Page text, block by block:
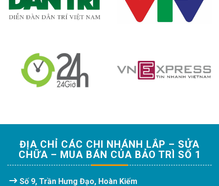
ĐỊA CHỈ CÁC CHI NHÁNH LẮP – SỬA
CHỮA – MUA BÁN CỦA BẢO TRÌ SỐ 1
Số 9, Trần Hưng Đạo, Hoàn Kiếm